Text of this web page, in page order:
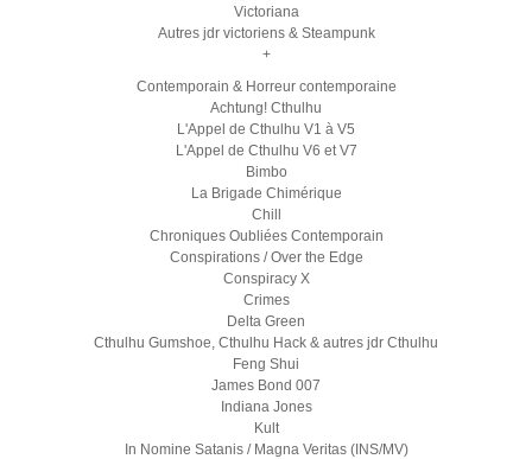
Victoriana
Autres jdr victoriens & Steampunk
+
Contemporain & Horreur contemporaine
Achtung! Cthulhu
L'Appel de Cthulhu V1 à V5
L'Appel de Cthulhu V6 et V7
Bimbo
La Brigade Chimérique
Chill
Chroniques Oubliées Contemporain
Conspirations / Over the Edge
Conspiracy X
Crimes
Delta Green
Cthulhu Gumshoe, Cthulhu Hack & autres jdr Cthulhu
Feng Shui
James Bond 007
Indiana Jones
Kult
In Nomine Satanis / Magna Veritas (INS/MV)